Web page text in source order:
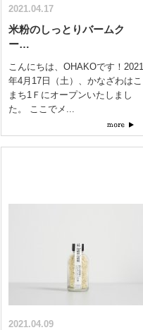
2021.04.17
米粉のしっとりバームク
ー…
こんにちは、OHAKOです！2021
年4月17日（土）、かなざわはこ
まち1Ｆにオープンいたしまし
た。 ここでメ...
2021.04.09